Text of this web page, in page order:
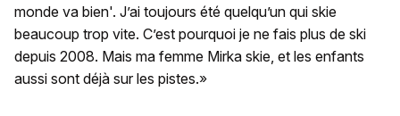
monde va bien'. J’ai toujours été quelqu’un qui skie
beaucoup trop vite. C’est pourquoi je ne fais plus de ski
depuis 2008. Mais ma femme Mirka skie, et les enfants
aussi sont déjà sur les pistes.»